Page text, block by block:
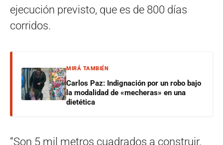
ejecución previsto, que es de 800 días
corridos.
MIRÁ TAMBIÉN
Carlos Paz: Indignación por un robo bajo
la modalidad de «mecheras» en una
dietética
“Son 5 mil metros cuadrados a construir,